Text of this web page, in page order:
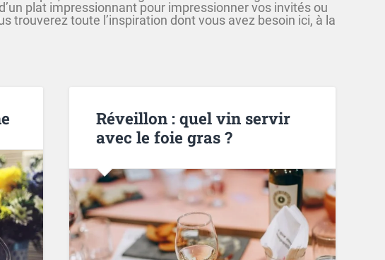
plat impressionnant pour impressionner vos invités ou
trouverez toute l’inspiration dont vous avez besoin ici, à la
Réveillon : quel vin servir
avec le foie gras ?